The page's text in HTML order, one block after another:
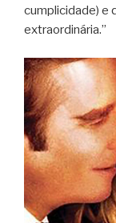
cumplicidade) e
extraordinária.”